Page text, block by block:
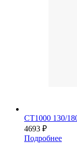
СТ1000 130/
4693 ₽
Подробнее